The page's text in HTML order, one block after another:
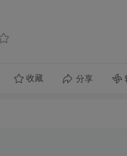
收藏 分享